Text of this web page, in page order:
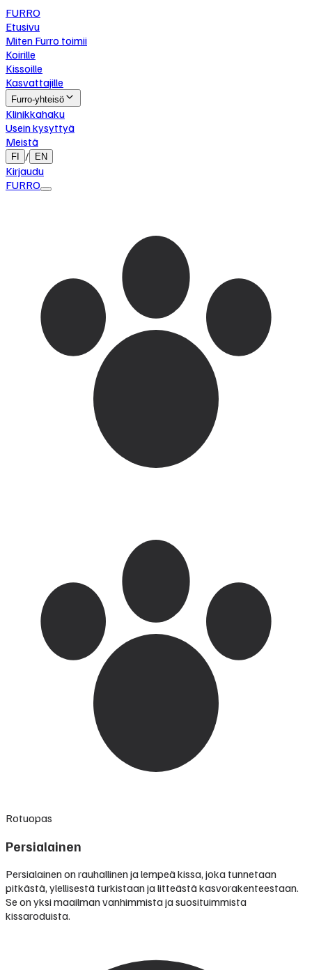
FURRO
Etusivu
Miten Furro toimii
Koirille
Kissoille
Kasvattajille
Furro-yhteisö
Klinikkahaku
Usein kysyttyä
Meistä
FI / EN
Kirjaudu
FURRO
Rotuopas
Persialainen
Persialainen on rauhallinen ja lempeä kissa, joka tunnetaan
pitkästä, ylellisestä turkistaan ja litteästä kasvorakenteestaan.
Se on yksi maailman vanhimmista ja suosituimmista
kissaroduista.